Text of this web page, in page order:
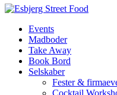
Events
Madboder
Take Away
Book Bord
Selskaber
Fester &
Cocktail